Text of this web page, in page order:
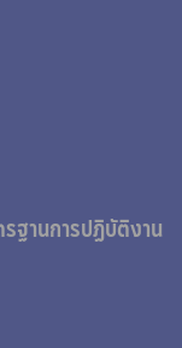
ฐานการปฏิบัติงาน